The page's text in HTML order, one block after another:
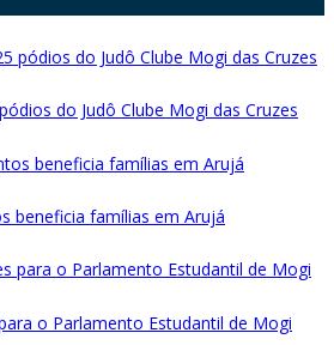
do Judô Clube Mogi das Cruzes
beneficia famílias em Arujá
o Parlamento Estudantil de Mogi